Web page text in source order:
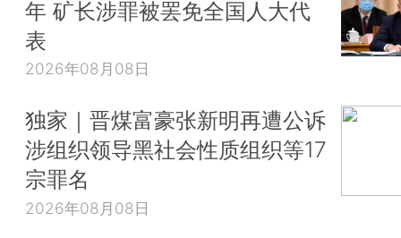
年 矿长涉罪被罢免全国人大代
表
2026年08月08日
独家｜晋煤富豪张新明再遭公诉
涉组织领导黑社会性质组织等17
宗罪名
2026年08月08日